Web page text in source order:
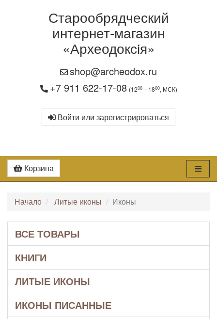
Старообрядческий
интернет-магазин
«Археодоксiя»
shop@archeodox.ru
+7 911 622-17-08 (1200—1800, МСК)
Войти или зарегистрироваться
Корзина
Начало Литые иконы Иконы
ВСЕ ТОВАРЫ
КНИГИ
ЛИТЫЕ ИКОНЫ
ИКОНЫ ПИСАННЫЕ